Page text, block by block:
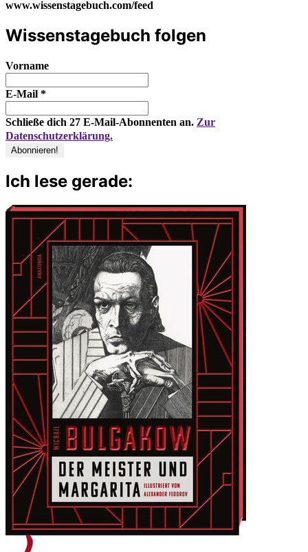
www.wissenstagebuch.com/feed
Wissenstagebuch folgen
Vorname
E-Mail *
Schließe dich 27 E-Mail-Abonnenten an. Zur
Datenschutzerklärung.
Ich lese gerade: